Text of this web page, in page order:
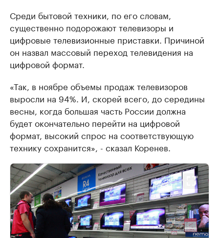
Среди бытовой техники, по его словам,
существенно подорожают телевизоры и
цифровые телевизионные приставки. Причиной
он назвал массовый переход телевидения на
цифровой формат.
«Так, в ноябре объемы продаж телевизоров
выросли на 94%. И, скорей всего, до середины
весны, когда большая часть России должна
будет окончательно перейти на цифровой
формат, высокий спрос на соответствующую
технику сохранится», - сказал Коренев.